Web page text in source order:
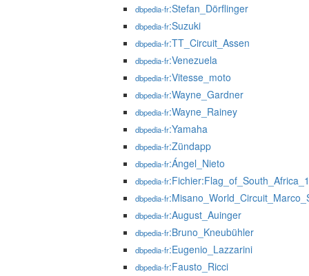
dbpedia-fr:Stefan_Dörflinger
dbpedia-fr:Suzuki
dbpedia-fr:TT_Circuit_Assen
dbpedia-fr:Venezuela
dbpedia-fr:Vitesse_moto
dbpedia-fr:Wayne_Gardner
dbpedia-fr:Wayne_Rainey
dbpedia-fr:Yamaha
dbpedia-fr:Zündapp
dbpedia-fr:Ángel_Nieto
dbpedia-fr
dbpedia-fr
dbpedia-fr:August_Auinger
dbpedia-fr:Bruno_Kneubühler
dbpedia-fr:Eugenio_Lazzarini
dbpedia-fr:Fausto_Ricci